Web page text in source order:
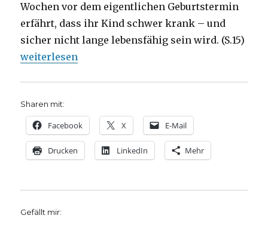
Wochen vor dem eigentlichen Geburtstermin
erfährt, dass ihr Kind schwer krank – und
sicher nicht lange lebensfähig sein wird. (S.15)
„Eine Bestatterin und Trauerbegleiterin berichtet,
weiterlesen
Sharen mit:
Facebook X E-Mail
Drucken LinkedIn Mehr
Gefällt mir: